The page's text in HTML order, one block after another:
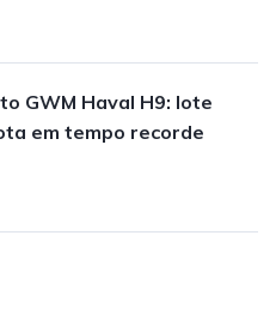
GWM Haval H9: lote
em tempo recorde